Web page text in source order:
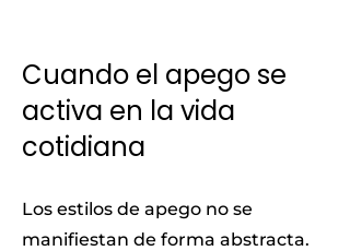
Cuando el apego se
activa en la vida
cotidiana
Los estilos de apego no se
manifiestan de forma abstracta.